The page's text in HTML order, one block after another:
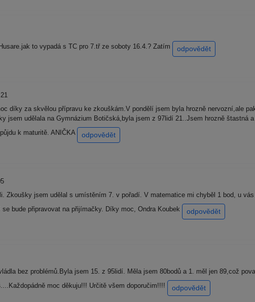
to vypadá s TC pro 7.tř ze soboty 16.4.? Zatím odpovědět
díky za skvělou přípravu ke zkouškám.V pondělí jsem byla hrozně nervozní,ale
jsem udělala na Gymnázium Botičská,byla jsem z 97lidí 21..Jsem hrozně štastná
k maturitě. ANIČKA
odpovědět
Zkoušky jsem udělal s umístěním 7. v pořadí. V matematice mi chyběl 1 bod, u
bude připravovat na přijímačky. Díky moc, Ondra Koubek
odpovědět
bez problémů.Byla jsem 15. z 95lidí. Měla jsem 80bodů a 1. měl jen 89,což
moc děkuju!!! Určitě všem doporučim!!!!
odpovědět